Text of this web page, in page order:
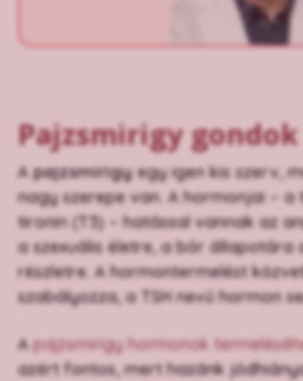
Pajzsmirigy gondok
Apajzsmirigyegy igen kis szerv,
nagy szerepe van. A hormonjai – a
tironin (T3) – hatással vannak az
a szexuális életre, a bőr állapotára
részletre. A hormontermelést
szabályozza, a TSH nevű hormon
Apajzsmirigy hormonok
azért fontos, mert hazánk